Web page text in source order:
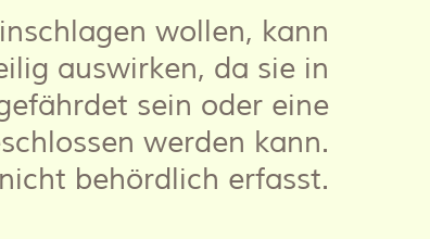
wollen, kann
auswirken, da sie in
sein oder eine
werden kann.
behördlich erfasst.